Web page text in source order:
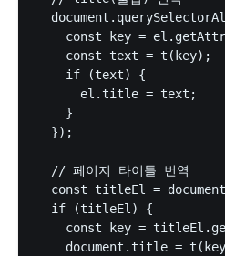
const key =
    const text = t(key);
    if (text) {
      el.title = text;
    }
  });
  // 페이지 타이틀 번역
const titleEl =
  if (titleEl) {
const key =
document.title =